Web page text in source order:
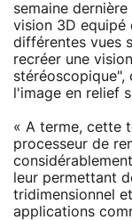
semaine
vision 3D equipé
différentes vues
recréer une
l'image en relief
« A terme, cette
processeur de
leur permettant
tridimensionnel
applications